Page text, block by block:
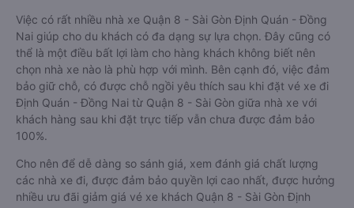
Việc có rất nhiều nhà xe Quận 8 - Sài Gòn Định Quán - Đồng
Nai giúp cho du khách có đa dạng sự lựa chọn. Đây cũng có
thể là một điều bất lợi làm cho hàng khách không biết nên
chọn nhà xe nào là phù hợp với mình. Bên cạnh đó, việc đảm
bảo giữ chỗ, có được chỗ ngồi yêu thích sau khi đặt vé xe đi
Định Quán - Đồng Nai từ Quận 8 - Sài Gòn giữa nhà xe với
khách hàng sau khi đặt trực tiếp vẫn chưa được đảm bảo
100%.
Cho nên để dễ dàng so sánh giá, xem đánh giá chất lượng
các nhà xe đi, được đảm bảo quyền lợi cao nhất, được hưởng
nhiều ưu đãi giảm giá vé xe khách Quận 8 - Sài Gòn Định